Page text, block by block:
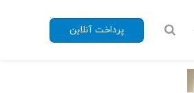
پرداخت آنلاین